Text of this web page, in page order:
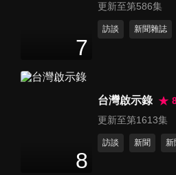
半數
連 北
55
第
為
7
更新至第586集
訪談 新聞雜誌
8
台灣啟示錄
更新至第1613集
訪談 新聞 新